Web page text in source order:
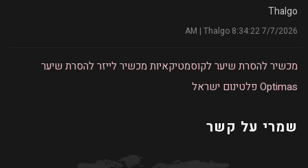
Thalgo
7/7/2026 8:34:22 AM | Thalgo
מכשיר להסרת שיער לקוסמטיקאיות מכשיר לייזר להסרת שיער
Optimas פלטינום ישראל
שמרי על קשר